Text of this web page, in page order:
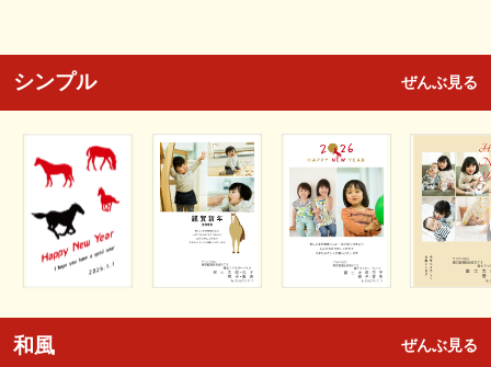
シンプル ぜんぶ見る
和風 ぜんぶ見る